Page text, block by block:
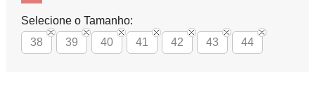
Selecione o Tamanho:
38
39 40 41 42 43 44